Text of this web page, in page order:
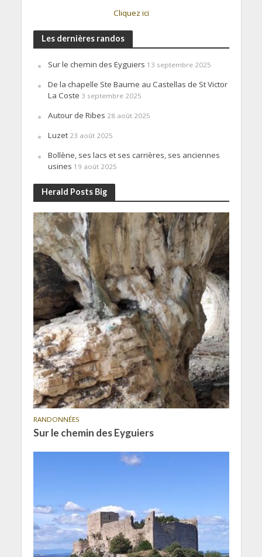
Cliquez ici
Les dernières randos
Sur le chemin des Eyguiers 13 septembre 2025
De la chapelle Ste Baume au Castellas de St Victor
La Coste 3 septembre 2025
Autour de Ribes 28 août 2025
Luzet 23 août 2025
Bollène, ses lacs et ses carrières, ses anciennes
usines 19 août 2025
Herald Posts Big
RANDONNÉES
Sur le chemin des Eyguiers